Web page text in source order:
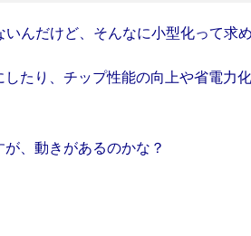
んだけど、そんなに小型化って求
たり、チップ性能の向上や省電力
、動きがあるのかな？